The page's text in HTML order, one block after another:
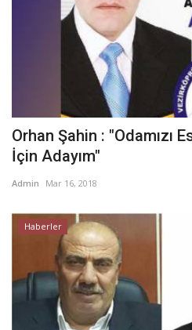
Orhan Şahin : "Odamızı
İçin Adayım"
Admin Mar 16, 2018
Haberler